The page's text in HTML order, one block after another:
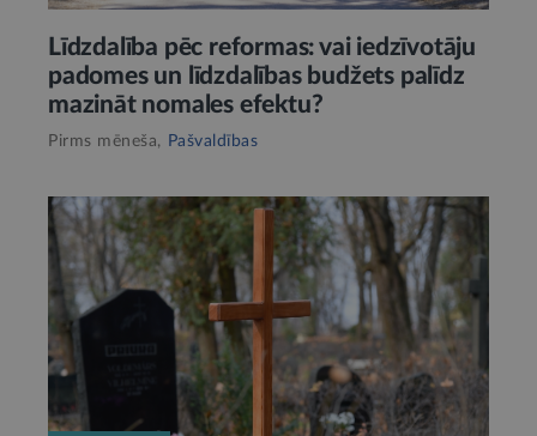
Līdzdalība pēc reformas: vai iedzīvotāju
padomes un līdzdalības budžets palīdz
mazināt nomales efektu?
Pirms mēneša, Pašvaldības